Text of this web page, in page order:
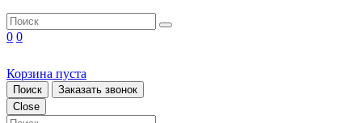
0 0
Корзина пуста
Поиск
Заказать звонок
Close